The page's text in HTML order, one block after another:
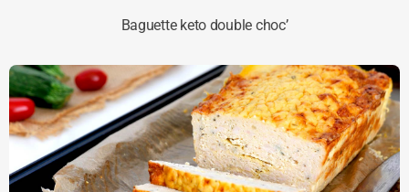
Baguette keto double choc’